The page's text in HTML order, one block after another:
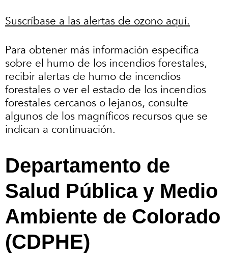
Suscríbase a las alertas de ozono aquí.
Para obtener más información específica
sobre el humo de los incendios forestales,
recibir alertas de humo de incendios
forestales o ver el estado de los incendios
forestales cercanos o lejanos, consulte
algunos de los magníficos recursos que se
indican a continuación.
Departamento de
Salud Pública y Medio
Ambiente de Colorado
(CDPHE)